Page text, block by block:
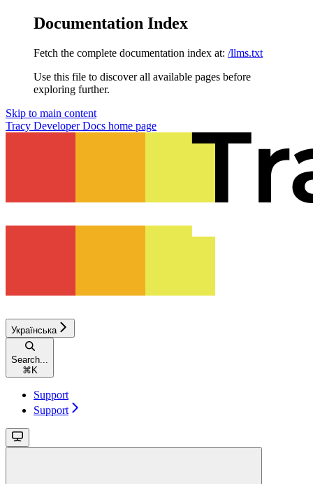
Documentation Index
Fetch the complete documentation index at: /llms.txt
Use this file to discover all available pages before
exploring further.
Skip to main content
Tracy Developer Docs home page
Українська
Search...
⌘ K
Support
Support